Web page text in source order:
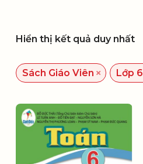
Hiển thị kết quả duy nhất
Sách Giáo Viên × Lớp 6